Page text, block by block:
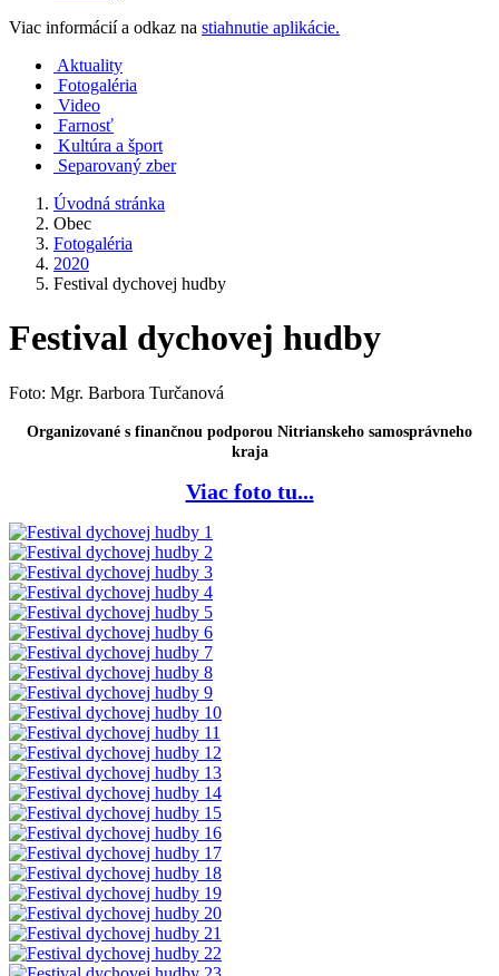
Viac informácií a odkaz na stiahnutie aplikácie.
Aktuality
Fotogaléria
Video
Farnosť
Kultúra a šport
Separovaný zber
Úvodná stránka
Obec
Fotogaléria
2020
Festival dychovej hudby
Festival dychovej hudby
Foto: Mgr. Barbora Turčanová
Organizované s finančnou podporou Nitrianskeho samosprávneho
kraja
Viac foto tu...